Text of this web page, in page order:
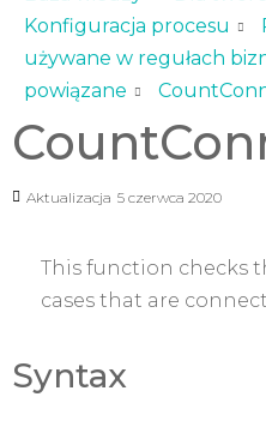
Konfiguracja procesu
używane w regułach
powiązane
Aktualizacja 5 czerwca 2020
This function checks
cases that are
Syntax